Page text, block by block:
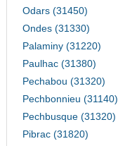
Odars (31450)
Ondes (31330)
Palaminy (31220)
Paulhac (31380)
Pechabou (31320)
Pechbonnieu (31140)
Pechbusque (31320)
Pibrac (31820)